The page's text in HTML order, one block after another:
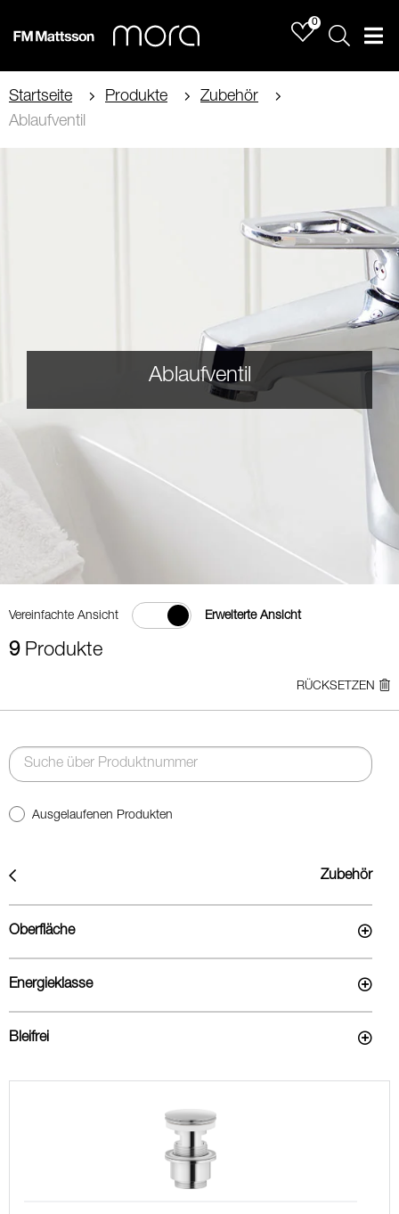
0
Sök
Startseite Produkte
Zubehör
Ablaufventil
Ablaufventil
Vereinfachte Ansicht Erweiterte Ansicht
9 Produkte
RÜCKSETZEN
Ausgelaufenen Produkten
Zubehör
Oberfläche
Energieklasse
Bleifrei